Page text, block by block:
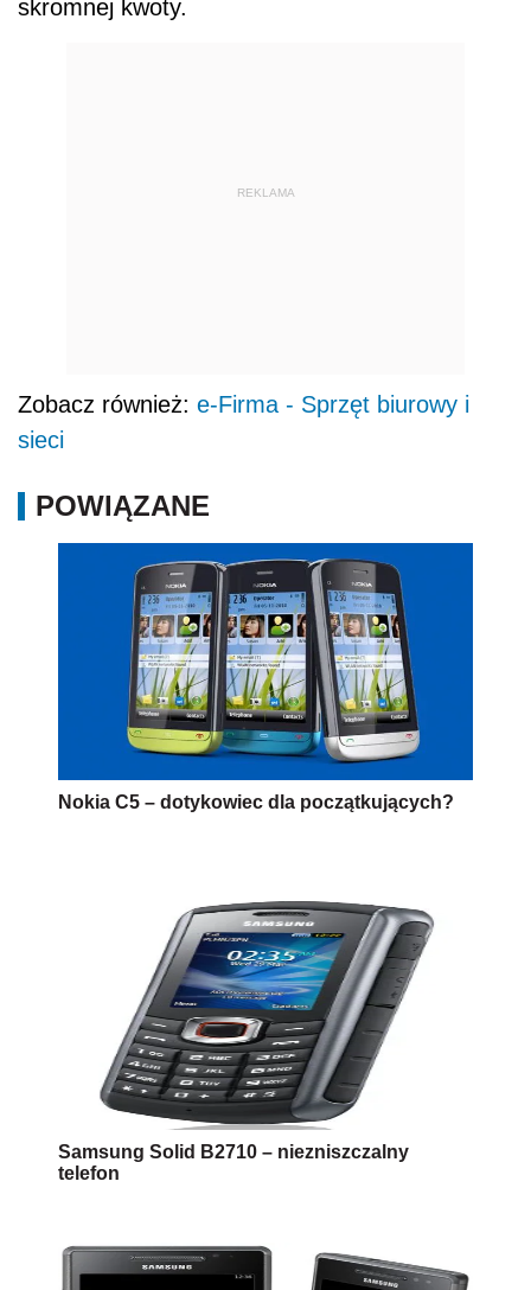
skromnej kwoty.
REKLAMA
Zobacz również: e-Firma - Sprzęt biurowy i
sieci
POWIĄZANE
Nokia C5 – dotykowiec dla początkujących?
Samsung Solid B2710 – niezniszczalny
telefon